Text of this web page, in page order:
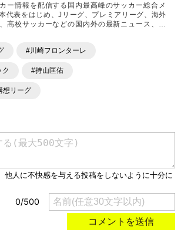
ー情報を配信する国内最高峰のサッカー総合メ
代表をはじめ、Jリーグ、プレミアリーグ、海外
高校サッカーなどの国内外の最新ニュース、コ
「Instagram」「YouTube」「TikTok」など、
#川崎フロンターレ
ク #持山匡佑
想リーグ